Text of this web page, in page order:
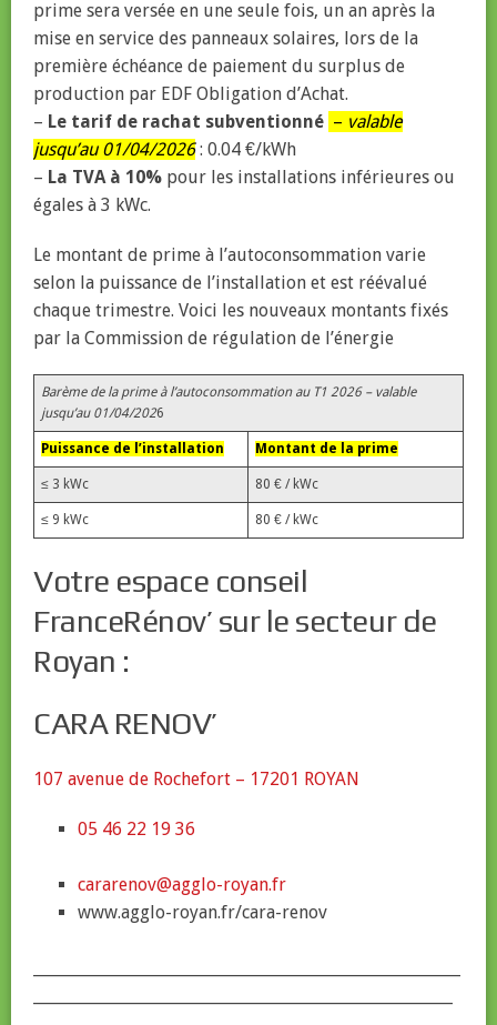
prime sera versée en une seule fois, un an après la
mise en service des panneaux solaires, lors de la
première échéance de paiement du surplus de
production par EDF Obligation d’Achat.
– Le tarif de rachat subventionné – valable
jusqu’au 01/04/2026: 0.04 €/kWh
– La TVA à 10% pour les installations inférieures ou
égales à 3 kWc.
Le montant de prime à l’autoconsommation varie
selon la puissance de l’installation et est réévalué
chaque trimestre. Voici les nouveaux montants fixés
par la Commission de régulation de l’énergie
Barème de la prime à l’autoconsommation au T1 2026 – valable
jusqu’au 01/04/2026
Puissance de l’installation Montant de la prime
≤ 3 kWc 80 € / kWc
≤ 9 kWc 80 € / kWc
Votre espace conseil
FranceRénov’ sur le secteur de
Royan :
CARA RENOV’
107 avenue de Rochefort – 17201 ROYAN
05 46 22 19 36
cararenov@agglo-royan.fr
www.agglo-royan.fr/cara-renov